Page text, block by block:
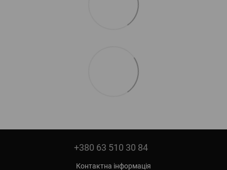
+380 63 510 30 84
Контактна інформація